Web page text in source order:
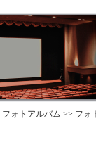
フォトアルバム >> フォ